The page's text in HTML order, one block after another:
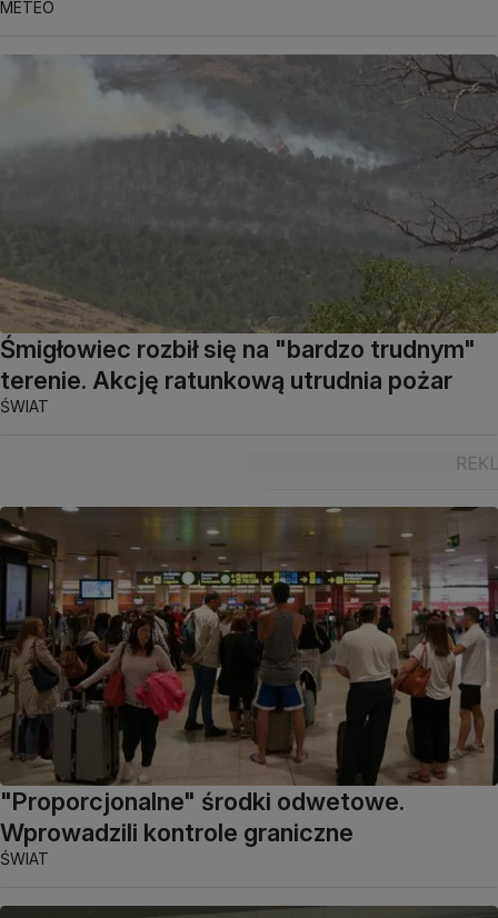
METEO
Śmigłowiec rozbił się na "bardzo trudnym"
terenie. Akcję ratunkową utrudnia pożar
ŚWIAT
"Proporcjonalne" środki odwetowe.
Wprowadzili kontrole graniczne
ŚWIAT